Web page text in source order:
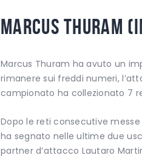
Marcus Thuram
Marcus Thuram ha avuto un
rimanere sui freddi numeri,
campionato ha collezionato 7
Dopo le reti consecutive messe
ha segnato nelle ultime due
partner d’attacco Lautaro